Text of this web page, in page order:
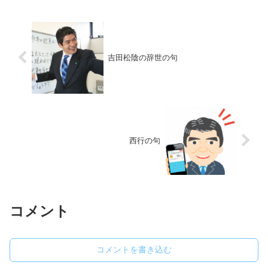
吉田松陰の辞世の句
西行の句
コメント
コメントを書き込む